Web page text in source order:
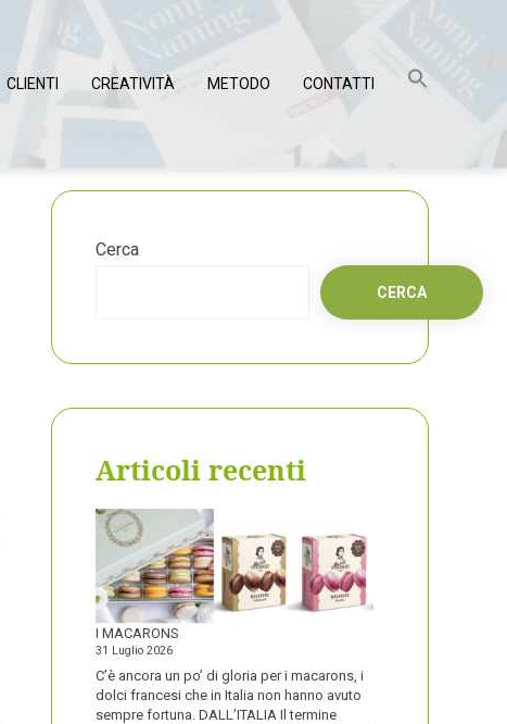
CLIENTI CREATIVITÀ METODO CONTATTI
Cerca
CERCA
Articoli recenti
I MACARONS
31 Luglio 2026
C’è ancora un po’ di gloria per i macarons, i
dolci francesi che in Italia non hanno avuto
sempre fortuna. DALL’ITALIA Il termine